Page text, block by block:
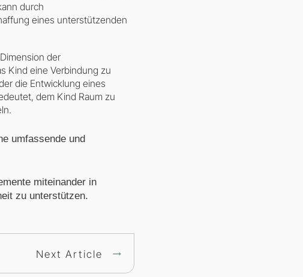
durch
eines unterstützenden
der
Kind eine Verbindung zu
die Entwicklung eines
dem Kind Raum zu
umfassende und
miteinander in
zu unterstützen.
Next Article